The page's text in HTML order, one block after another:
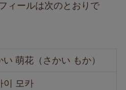
ィールは次のとおりで
い 萌花（さかい もか）
이 모카